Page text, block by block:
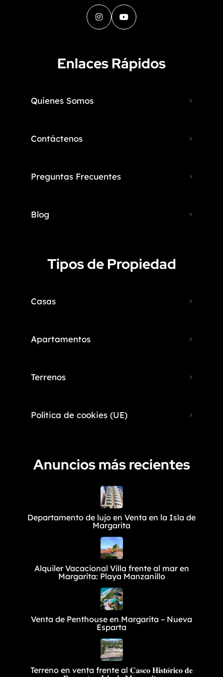
Enlaces Rápidos
Quienes Somos
Contáctenos
Preguntas Frecuentes
Blog
Tipos de Propiedad
Casas
Apartamentos
Terrenos
Política de cookies (UE)
Anuncios más recientes
Departamento de lujo en Venta en la Isla de
Margarita
Alquiler Vacacional Villa frente al mar en
Margarita: Playa Manzanillo
Venta de Penthouse en Margarita – Nueva
Esparta
Terreno en venta frente al 𝐂𝐚𝐬𝐜𝐨 𝐇𝐢𝐬𝐭𝐨́𝐫𝐢𝐜𝐨 𝐝𝐞